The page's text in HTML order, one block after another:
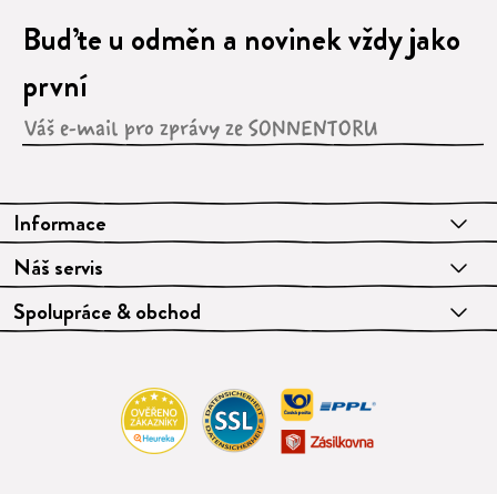
Informace
Náš servis
Spolupráce & obchod
Buďte u odměn a novinek vždy jako
první